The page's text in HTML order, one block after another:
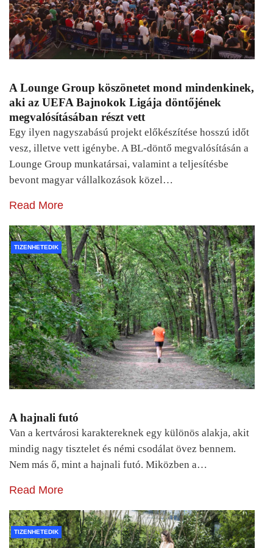
A Lounge Group köszönetet mond mindenkinek,
aki az UEFA Bajnokok Ligája döntőjének
megvalósításában részt vett
Egy ilyen nagyszabású projekt előkészítése hosszú időt
vesz, illetve vett igénybe. A BL-döntő megvalósításán a
Lounge Group munkatársai, valamint a teljesítésbe
bevont magyar vállalkozások közel…
Read More
TIZENHETEDIK
A hajnali futó
Van a kertvárosi karaktereknek egy különös alakja, akit
mindig nagy tisztelet és némi csodálat övez bennem.
Nem más ő, mint a hajnali futó. Miközben a…
Read More
TIZENHETEDIK